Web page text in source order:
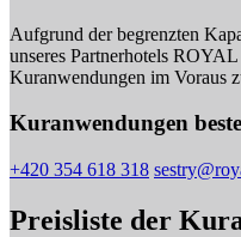
Aufgrund der begrenzten
unseres Partnerhotels
Kuranwendungen im Voraus
Kuranwendungen
+420 354 618 318
Preisliste der